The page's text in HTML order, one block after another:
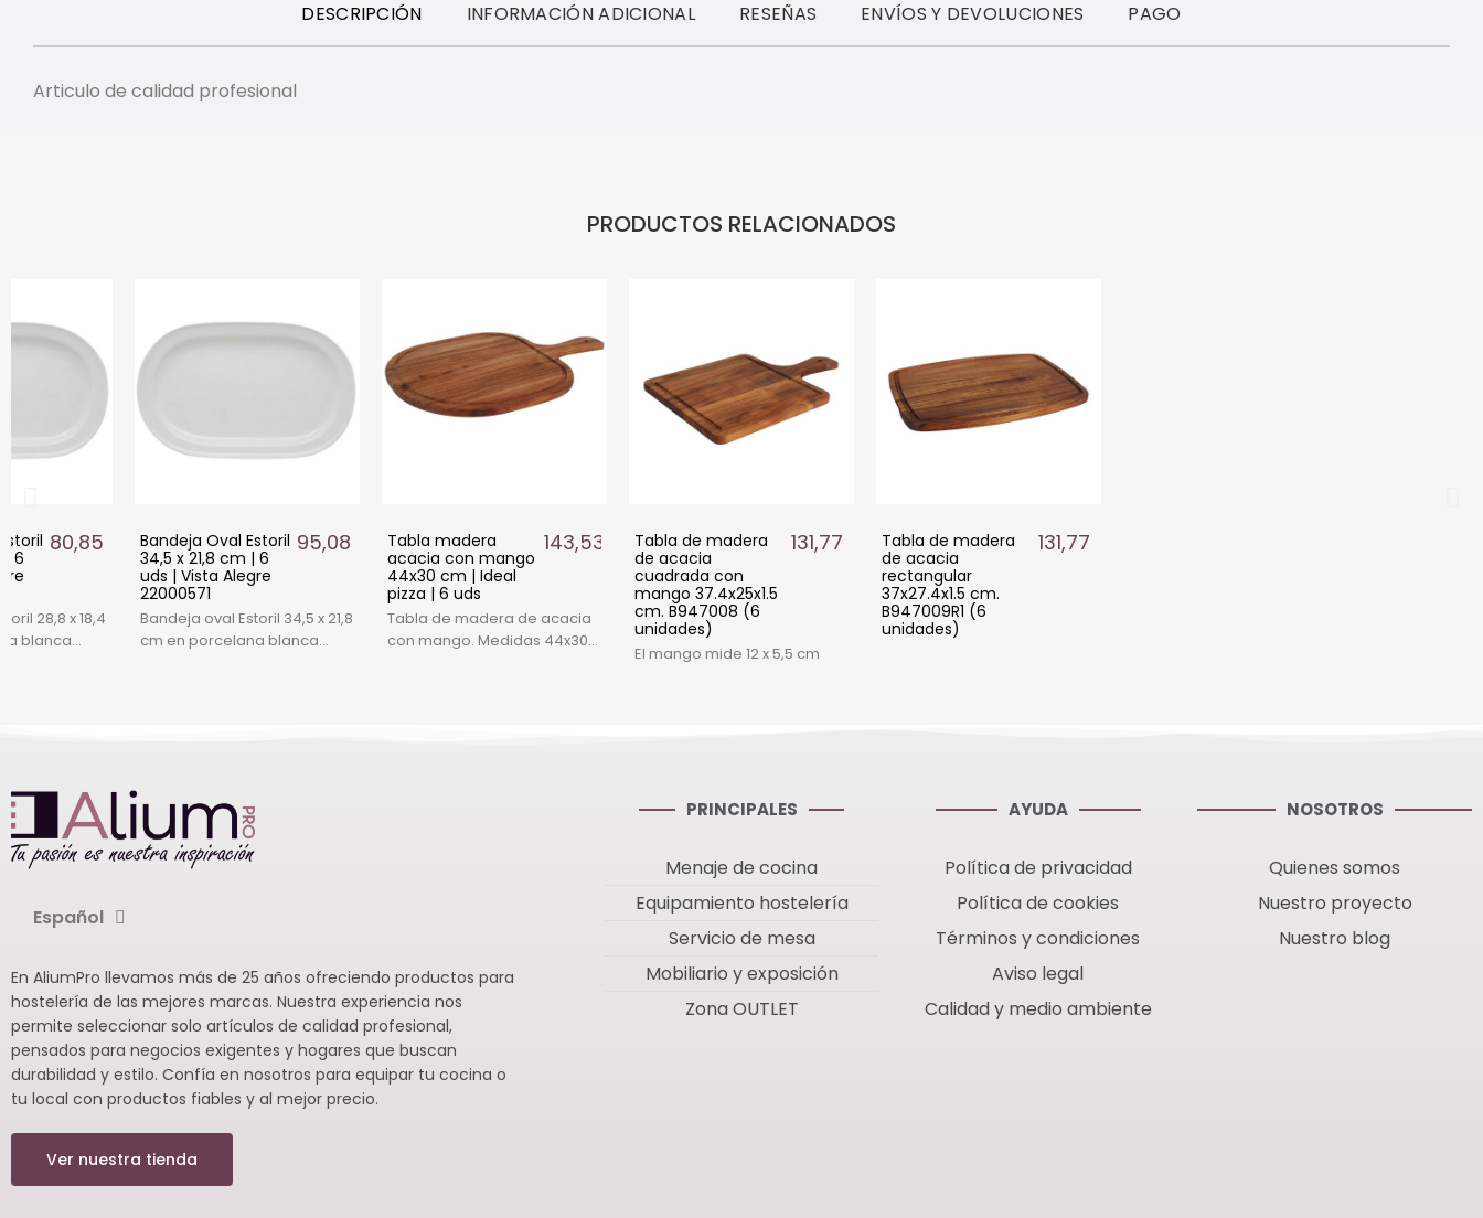
DESCRIPCIÓN INFORMACIÓN ADICIONAL RESEÑAS ENVÍOS Y DEVOLUCIONES PAGO
Articulo de calidad profesional
PRODUCTOS RELACIONADOS
| 6
80,85 €
28,8 x 18,4
blanca
Bandeja Oval Estoril
34,5 x 21,8 cm | 6
uds | Vista Alegre
22000571
95,08 €
Bandeja oval Estoril 34,5 x 21,8
cm en porcelana blanca
Tabla madera
acacia con mango
44x30 cm | Ideal
pizza | 6 uds
143,53 €
Tabla de madera de acacia
con mango. Medidas 44x30
Tabla de madera
de acacia
cuadrada con
mango 37.4x25x1.5
cm. B947008 (6
unidades)
131,77 €
El mango mide 12 x 5,5 cm
Tabla de madera
de acacia
rectangular
37x27.4x1.5 cm.
B947009R1 (6
unidades)
131,77 €
Español
En AliumPro llevamos más de 25 años ofreciendo productos para
hostelería de las mejores marcas. Nuestra experiencia nos
permite seleccionar solo artículos de calidad profesional,
pensados para negocios exigentes y hogares que buscan
durabilidad y estilo. Confía en nosotros para equipar tu cocina o
tu local con productos fiables y al mejor precio.
Ver nuestra tienda
PRINCIPALES
Menaje de cocina
Equipamiento hostelería
Servicio de mesa
Mobiliario y exposición
Zona OUTLET
AYUDA
Política de privacidad
Política de cookies
Términos y condiciones
Aviso legal
Calidad y medio ambiente
NOSOTROS
Quienes somos
Nuestro proyecto
Nuestro blog